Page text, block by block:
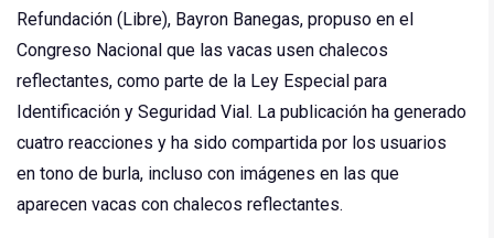
Refundación (Libre), Bayron Banegas, propuso en el
Congreso Nacional que las vacas usen chalecos
reflectantes, como parte de la Ley Especial para
Identificación y Seguridad Vial. La publicación ha generado
cuatro reacciones y ha sido compartida por los usuarios
en tono de burla, incluso con imágenes en las que
aparecen vacas con chalecos reflectantes.